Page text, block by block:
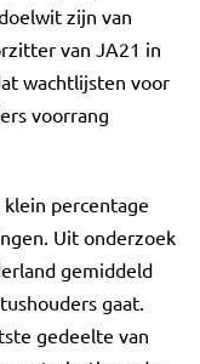
zijn van
van JA21 in
wachtlijsten voor
voorrang
percentage
Uit onderzoek
gemiddeld
gaat.
gedeelte van